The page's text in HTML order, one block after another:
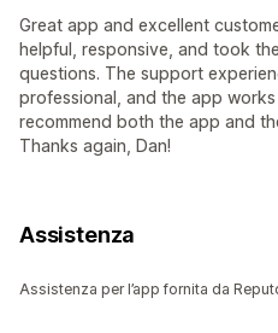
Great app and excellent
helpful, responsive, and took
questions. The support
professional, and the app
recommend both the app and
Thanks again, Dan!
Assistenza
Assistenza per l’app fornita da